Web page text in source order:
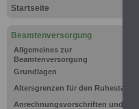
Startseite
Beamtenversorgung
Allgemeines zur
Beamtenversorgung
Grundlagen
Altersgrenzen für den Ruhestand
Anrechnungsvorschriften und